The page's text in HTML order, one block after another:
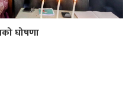
घोषणा